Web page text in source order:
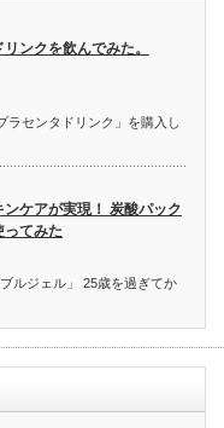
ンクを飲んでみた。
ラセンタドリンク」を購入し
ケアが実現！ 炭酸パック
ってみた
ルジェル」 25歳を過ぎてか